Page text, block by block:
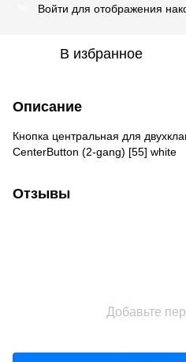
Войти для отображения
В избранное
Описание
Кнопка центральная для
CenterButton (2-gang) [55] white
Отзывы
Добавьте